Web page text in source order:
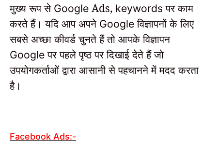
मुख्य रूप से Google Ads, keywordsपर काम
करते हैं। यदि आप अपने Googleविज्ञापनों के लिए
सबसे अच्छा कीवर्ड चुनते हैं तो आपके विज्ञापन
Googleपर पहले पृष्ठ पर दिखाई देते हैं जो
उपयोगकर्ताओं द्वारा आसानी से पहचानने में मदद करता
है।
Facebook Ads:-